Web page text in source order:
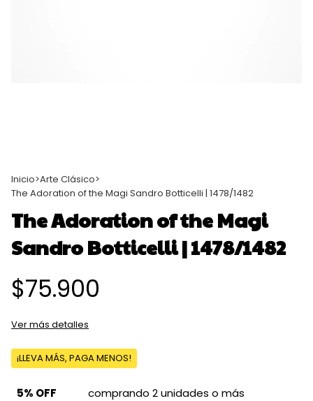
Inicio>Arte Clásico>
The Adoration of the Magi Sandro Botticelli | 1478/1482
The Adoration of the Magi
Sandro Botticelli | 1478/1482
$75.900
Ver más detalles
¡LLEVA MÁS, PAGA MENOS!
5% OFF
comprando 2 unidades o más